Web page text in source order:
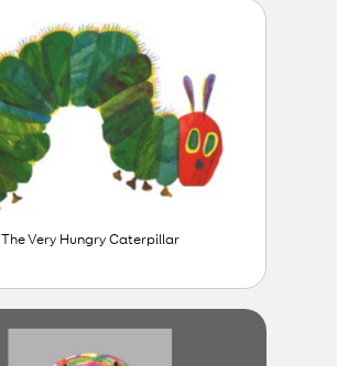
The Very Hungry Caterpillar